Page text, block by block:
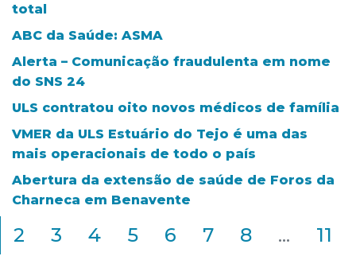
total
ABC da Saúde: ASMA
Alerta – Comunicação fraudulenta em nome
do SNS 24
ULS contratou oito novos médicos de família
VMER da ULS Estuário do Tejo é uma das
mais operacionais de todo o país
Abertura da extensão de saúde de Foros da
Charneca em Benavente
2 3 4 5 6 7 8 ... 11